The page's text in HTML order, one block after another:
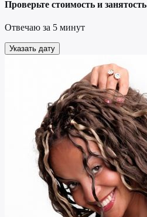
Проверьте стоимость и занятость
Отвечаю за 5 минут
Указать дату